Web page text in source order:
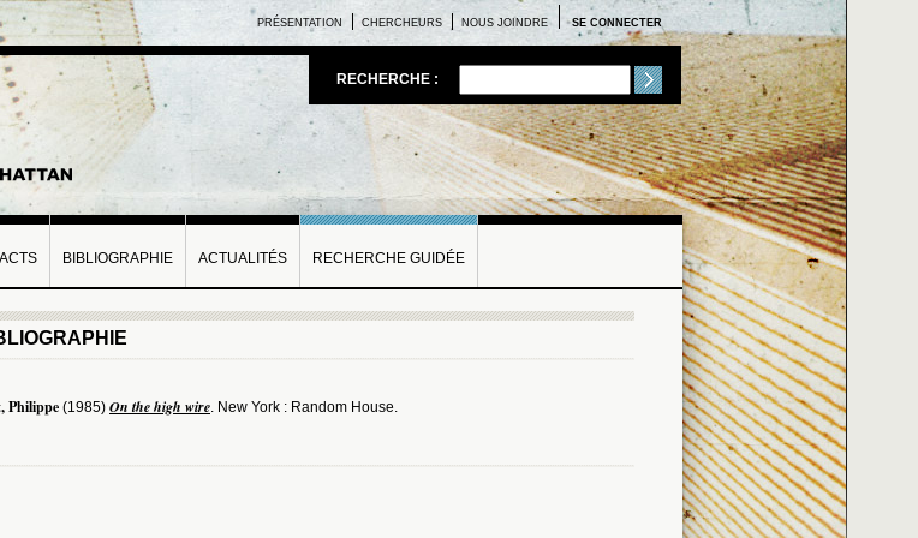
SE CONNECTER
PRÉSENTATION CHERCHEURS NOUS JOINDRE
RECHERCHE :
BIBLIOGRAPHIE ACTUALITÉS RECHERCHE GUIDÉE
Philippe (1985) On the high wire. New York : Random House.